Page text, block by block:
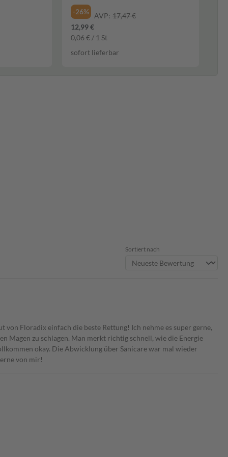
-26%
AVP: 17,47 €
12,99 €
0,06 € / 1 St
sofort lieferbar
Sortiert nach
Floradix einfach die beste Rettung! Ich nehme es super gerne,
Magen zu schlagen. Man merkt richtig schnell, wie die Energie
okay. Die Abwicklung über Sanicare war mal wieder
von mir!